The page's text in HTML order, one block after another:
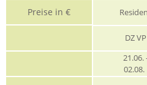
Preise in €
DZ VP
21.06.
02.08.